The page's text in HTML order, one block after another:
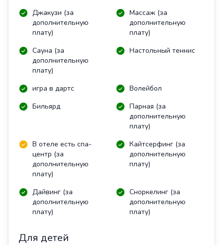
Джакузи (за
дополнительную
плату)
Массаж (за
дополнительную
плату)
Сауна (за
дополнительную
плату)
Настольный теннис
игра в дартс
Волейбол
Бильярд
Парная (за
дополнительную
плату)
В отеле есть спа-
центр (за
дополнительную
плату)
Кайтсерфинг (за
дополнительную
плату)
Дайвинг (за
дополнительную
плату)
Сноркелинг (за
дополнительную
плату)
Для детей